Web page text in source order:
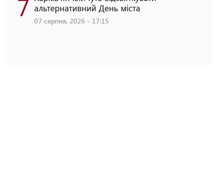
7 альтернативний День міста
07 серпня, 2026 - 17:15